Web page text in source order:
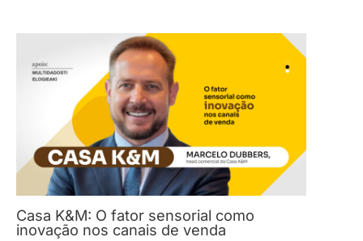
Casa K&M: O fator sensorial como
inovação nos canais de venda